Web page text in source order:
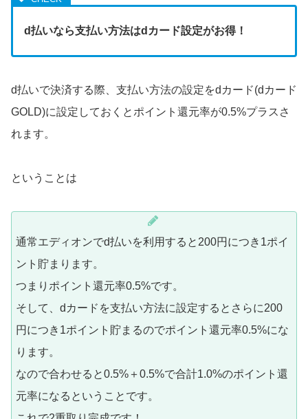
d払いなら支払い方法はdカード設定がお得！
d払いで決済する際、支払い方法の設定をdカード(dカード
GOLD)に設定しておくとポイント還元率が0.5%プラスさ
れます。
ということは
通常エディオンでd払いを利用すると200円につき1ポイ
ント貯まります。
つまりポイント還元率0.5%です。
そして、dカードを支払い方法に設定するとさらに200
円につき1ポイント貯まるのでポイント還元率0.5%にな
ります。
なので合わせると0.5%＋0.5%で合計1.0%のポイント還
元率になるということです。